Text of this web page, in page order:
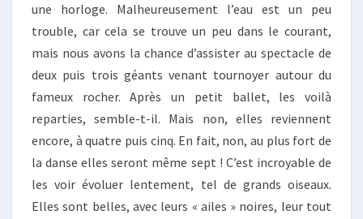
une horloge. Malheureusement l’eau est un peu
trouble, car cela se trouve un peu dans le courant,
mais nous avons la chance d’assister au spectacle de
deux puis trois géants venant tournoyer autour du
fameux rocher. Après un petit ballet, les voilà
reparties, semble-t-il. Mais non, elles reviennent
encore, à quatre puis cinq. En fait, non, au plus fort de
la danse elles seront même sept ! C’est incroyable de
les voir évoluer lentement, tel de grands oiseaux.
Elles sont belles, avec leurs « ailes » noires, leur tout